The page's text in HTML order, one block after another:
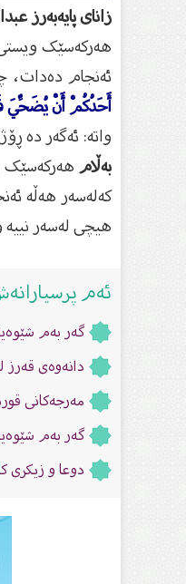
زانای پایەبەرز
هەرکەسێک ویستی
ئەنجام دەدات،
أَحَدُكُمْ أَنْ يُضَحِّيَ
واته‌: ئه‌گه‌ر ده‌
بەڵامهەرکەسێک
کەلەسەر هەڵە
هیچی لەسەر نییە
ئەم
گەر بەم
دانەوەى قەرز
مەرجەکانی
گەر بەم
دوعا و زیکرى